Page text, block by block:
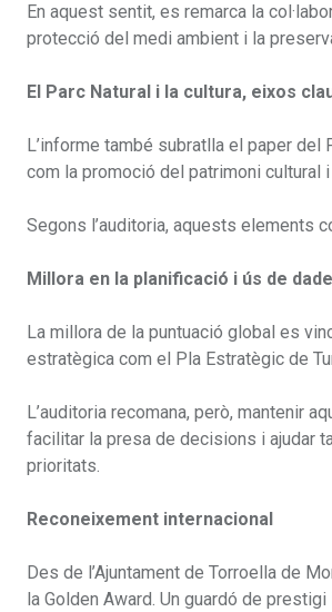
En aquest sentit, es remarca la
protecció del medi ambient i la
El Parc Natural i la cultura, eixos
L’informe també subratlla el paper
com la promoció del patrimoni
Segons l’auditoria, aquests elements
Millora en la planificació i ús de
La millora de la puntuació global es
estratègica com el Pla Estratègic de
L’auditoria recomana, però, mantenir
facilitar la presa de decisions i ajudar
prioritats.
Reconeixement internacional
Des de l’Ajuntament de Torroella de
la Golden Award. Un guardó de